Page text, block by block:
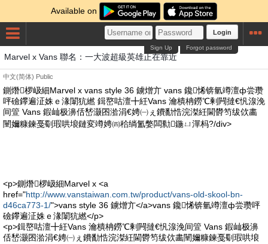
Available on
Login
Forgot password
Sign Up
Marvel x Vans 聯名：一大波超級英雄正在靠近
中文(简体) Public
鍘熸椤岋細Marvel x vans style 36 鐪熷亣 vans 鑱悕锛氫竴澶ф尝瓒
呯礆鑻遍泟姝ｅ湪闈犺繎 鍓嶅咕澶╋紝Vans 瀹樻柟鐒℃剰闁撻€忛湶浼
间箮 Vans 鍜屾极濞佸嵆灏囨湁涓€娉㈠ぇ鐨勫悎浣滐紝閫欎笉绂佽畵
闉嬭糠鍊戞劅瑕哄埌鏈変竴娉㈣秴绱氳嫳闆勬鍦ㄩ潬杩?/div>
<p>鍘熸椤岋細Marvel x <a
href="http://www.vanstaiwan.com.tw/product/vans-old-skool-bn-
d46ca773-1/">vans style 36 鐪熷亣</a>vans 鑱悕锛氫竴澶ф尝瓒呯
礆鑻遍泟姝ｅ湪闈犺繎</p>
<p>鍓嶅咕澶╋紝Vans 瀹樻柟鐒℃剰闁撻€忛湶浼间箮 Vans 鍜屾极濞
佸嵆灏囨湁涓€娉㈠ぇ鐨勫悎浣滐紝閫欎笉绂佽畵闉嬭糠鍊戞劅瑕哄埌